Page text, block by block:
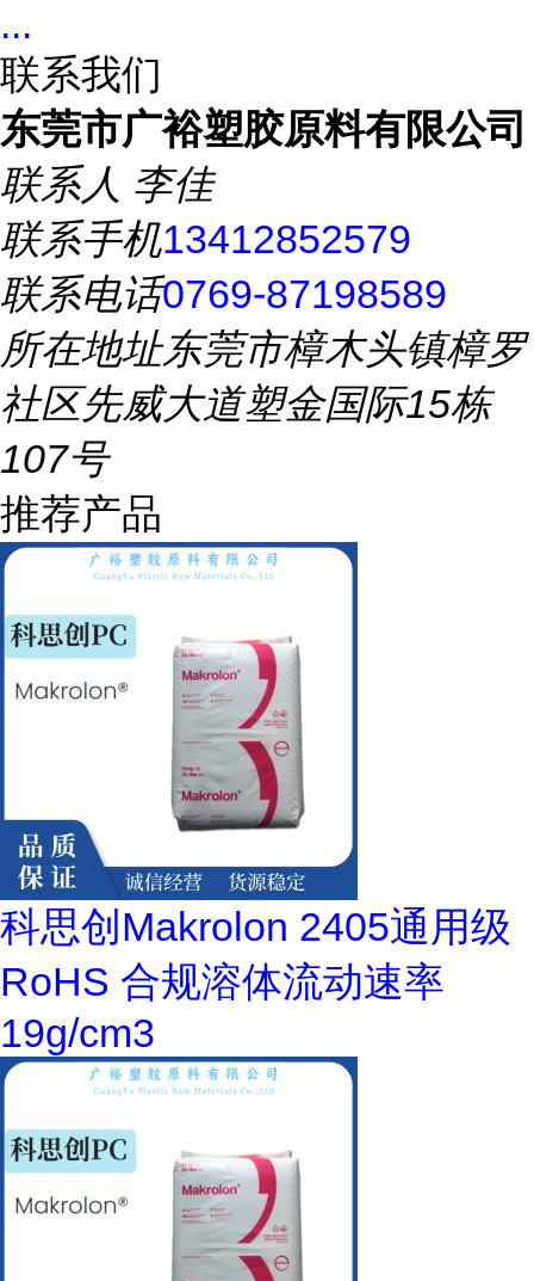
...
联系我们
东莞市广裕塑胶原料有限公司
联系人 李佳
联系手机13412852579
联系电话0769-87198589
所在地址东莞市樟木头镇樟罗
社区先威大道塑金国际15栋
107号
推荐产品
科思创Makrolon 2405通用级
RoHS 合规溶体流动速率
19g/cm3